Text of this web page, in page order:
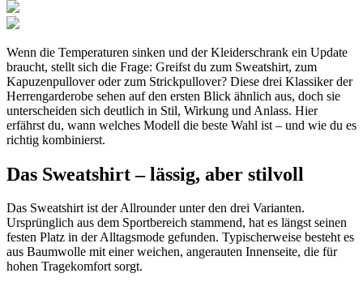
Wenn die Temperaturen sinken und der Kleiderschrank ein Update
braucht, stellt sich die Frage: Greifst du zum Sweatshirt, zum
Kapuzenpullover oder zum Strickpullover? Diese drei Klassiker der
Herrengarderobe sehen auf den ersten Blick ähnlich aus, doch sie
unterscheiden sich deutlich in Stil, Wirkung und Anlass. Hier
erfährst du, wann welches Modell die beste Wahl ist – und wie du es
richtig kombinierst.
Das Sweatshirt – lässig, aber stilvoll
Das Sweatshirt ist der Allrounder unter den drei Varianten.
Ursprünglich aus dem Sportbereich stammend, hat es längst seinen
festen Platz in der Alltagsmode gefunden. Typischerweise besteht es
aus Baumwolle mit einer weichen, angerauten Innenseite, die für
hohen Tragekomfort sorgt.